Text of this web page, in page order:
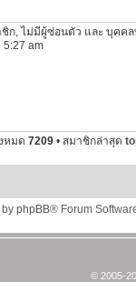
ก, ไม่มีผู้ซ่อนตัว และ บุคค
5:27 am
หมด 7209 • สมาชิกล่าสุด
by phpBB® Forum
© 2005-